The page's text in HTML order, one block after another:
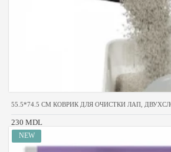
55.5*74.5 CM КОВРИК ДЛЯ ОЧИСТКИ ЛАП,
230 MDL